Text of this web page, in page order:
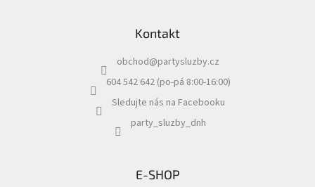
y
v
p
i
u
Kontakt
obchod@partysluzby.cz
604 542 642 (po-pá 8:00-16:00)
Sledujte nás na Facebooku
party_sluzby_dnh
E-SHOP